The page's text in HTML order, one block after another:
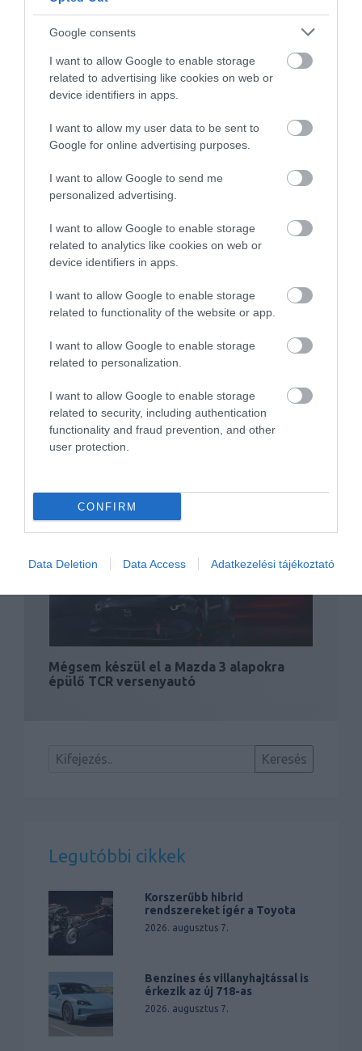
Google consents
I want to allow Google to enable storage
related to advertising like cookies on web or
device identifiers in apps.
I want to allow my user data to be sent to
Google for online advertising purposes.
I want to allow Google to send me
personalized advertising.
I want to allow Google to enable storage
related to analytics like cookies on web or
device identifiers in apps.
I want to allow Google to enable storage
related to functionality of the website or app.
I want to allow Google to enable storage
related to personalization.
I want to allow Google to enable storage
related to security, including authentication
functionality and fraud prevention, and other
user protection.
CONFIRM
Data Deletion Data Access Adatkezelési tájékoztató
Leállt a Fiat 500L termelése a kínai
Szeptemberben megkezdődik az
Autót és ingyen üzemanyagot kapnak a
leterhelt…
Mégsem készül el a Mazda 3 alapokra
épülő TCR versenyautó
Legutóbbi cikkek
Korszerűbb hibrid
rendszereket ígér a Toyota
2026. augusztus 7.
Benzines és villanyhajtással is
érkezik az új 718-as
2026. augusztus 7.